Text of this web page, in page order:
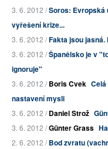
3. 6. 2012 /Soros: Evropská
vyřešení krize...
3. 6. 2012 /Fakta jsou
3. 6. 2012 /Španělsko je v
ignoruje"
3. 6. 2012 /Boris Cvek
nastavení mysli
3. 6. 2012 /Daniel Strož
3. 6. 2012 /Günter Grass
2. 6. 2012 /Bod zvratu